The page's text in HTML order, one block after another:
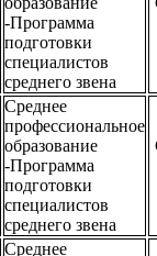
-Программа
подготовки
специалистов
среднего звена
Среднее
профессиональное
образование
-Программа
подготовки
специалистов
среднего звена
Среднее